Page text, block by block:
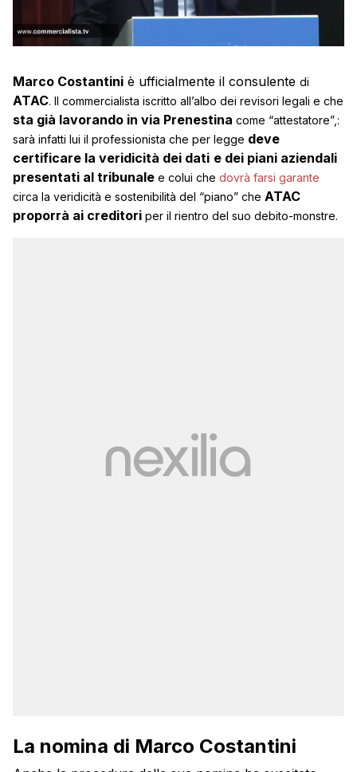
Marco Costantini è ufficialmente il consulente di
ATAC. Il commercialista iscritto all’albo dei revisori legali e che
sta già lavorando in via Prenestina come “attestatore”,:
sarà infatti lui il professionista che per legge deve
certificare la veridicità dei dati e dei piani aziendali
presentati al tribunale e colui che dovrà farsi garante
circa la veridicità e sostenibilità del “piano” che ATAC
proporrà ai creditori per il rientro del suo debito-monstre.
La nomina di Marco Costantini